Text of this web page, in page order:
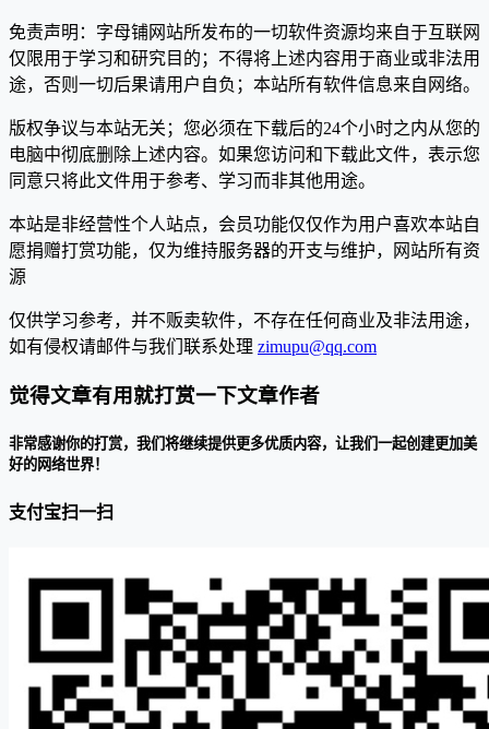
免责声明：字母铺网站所发布的一切软件资源均来自于互联网
仅限用于学习和研究目的；不得将上述内容用于商业或非法用
途，否则一切后果请用户自负；本站所有软件信息来自网络。
版权争议与本站无关；您必须在下载后的24个小时之内从您的
电脑中彻底删除上述内容。如果您访问和下载此文件，表示您
同意只将此文件用于参考、学习而非其他用途。
本站是非经营性个人站点，会员功能仅仅作为用户喜欢本站自
愿捐赠打赏功能，仅为维持服务器的开支与维护，网站所有资
源
仅供学习参考，并不贩卖软件，不存在任何商业及非法用途，
如有侵权请邮件与我们联系处理 zimupu@qq.com
觉得文章有用就打赏一下文章作者
非常感谢你的打赏，我们将继续提供更多优质内容，让我们一起创建更加美
好的网络世界！
支付宝扫一扫